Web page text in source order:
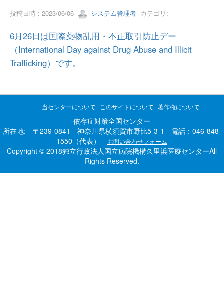
投稿日時 : 2023/06/06 システム管理者 カテゴリ:
6月26日は国際薬物乱用・不正取引防止デー
（International Day against Drug Abuse and Illicit
Trafficking）です。
当センターについて このサイトについて 著作権について
依存症対策全国センター
所在地: 〒239-0841 神奈川県横須賀市野比5-3-1 電話：046-848-
1550（代表）
お問い合わせフォーム
Copyright © 2018独立行政法人国立病院機構久里浜医療センターAll
Rights Reserved.